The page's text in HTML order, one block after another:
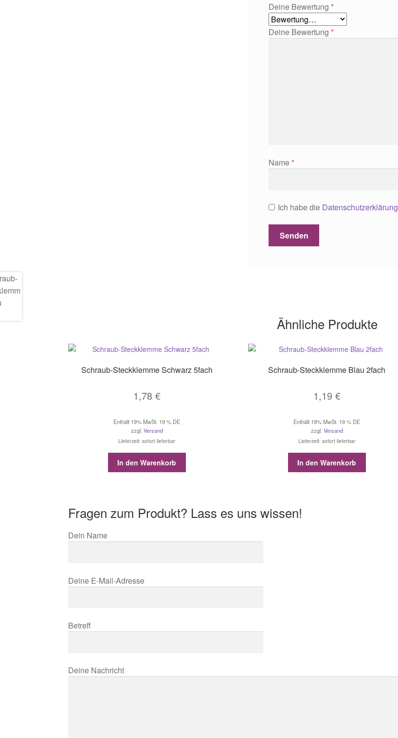
Deine Bewertung *
Deine Bewertung *
Name*
Ich habe die Datenschutzerklärung
Ähnliche Produkte
Schraub-Steckklemme Schwarz 5fach
1,78 €
Enthält 19% MwSt. 19 % DE
zzgl. Versand
Lieferzeit: sofort lieferbar
In den Warenkorb
Schraub-Steckklemme Blau 2fach
1,19 €
Enthält 19% MwSt. 19 % DE
zzgl. Versand
Lieferzeit: sofort lieferbar
In den Warenkorb
Fragen zum Produkt? Lass es uns wissen!
Dein Name
Deine E-Mail-Adresse
Betreff
Deine Nachricht